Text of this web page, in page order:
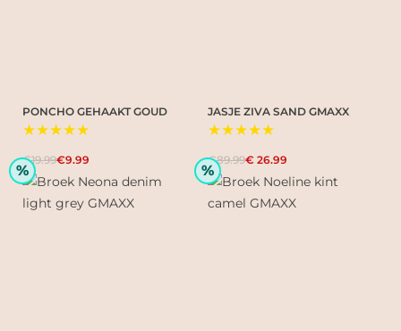
PONCHO GEHAAKT GOUD
★★★★★
€19.99€9.99
JASJE ZIVA SAND GMAXX
★★★★★
€89.99€ 26.99
% %